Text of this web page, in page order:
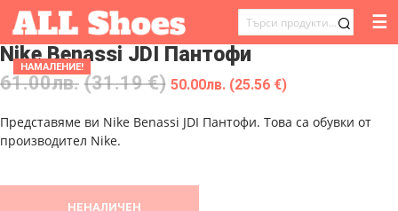
ТЪРСЕНЕ
ЗА:
☰
НАМАЛЕНИЕ!
Nike Benassi JDI Пантофи
61.00лв. (31.19 €) 50.00лв. (25.56 €)
Представяме ви Nike Benassi JDI Пантофи. Това са обувки от
производител Nike.
НЕНАЛИЧЕН